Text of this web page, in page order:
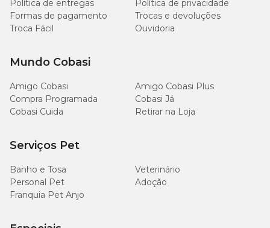
Política de entregas
Política de privacidade
Formas de pagamento
Trocas e devoluções
Troca Fácil
Ouvidoria
Mundo Cobasi
Amigo Cobasi
Amigo Cobasi Plus
Compra Programada
Cobasi Já
Cobasi Cuida
Retirar na Loja
Serviços Pet
Banho e Tosa
Veterinário
Personal Pet
Adoção
Franquia Pet Anjo